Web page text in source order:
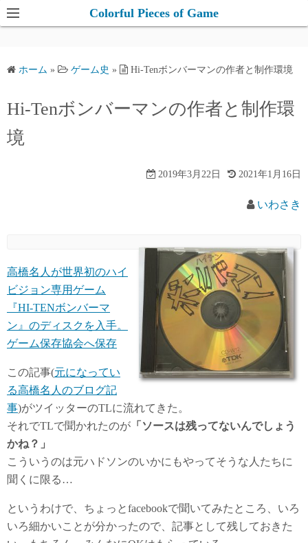
コ
ン
ス
キ
Colorful Pieces of Game
ホーム » ゲーム史 » Hi-Tenボンバーマンの作者と制作環境
Hi-Tenボンバーマンの作者と制作環
境
2019年3月22日 2021年1月16日
いわさき
高橋名人が世界初のハイ
ビジョン専用ゲーム
『HI-TENボンバーマ
ン』のディスクを入手。
ゲーム保存協会へ保存
この記事(元になってい
る高橋名人のブログ記
事)がツイッターのTLに流れてきた。
それでTLで聞かれたのが 「ソースは残ってないんでしょう
かね？」
こういうのは元ハドソンのいかにもやってそうな人たちに
聞くに限る…
というわけで、ちょっとfacebookで聞いてみたところ、いろ
いろ細かいことが分かったので、記事として残しておきた